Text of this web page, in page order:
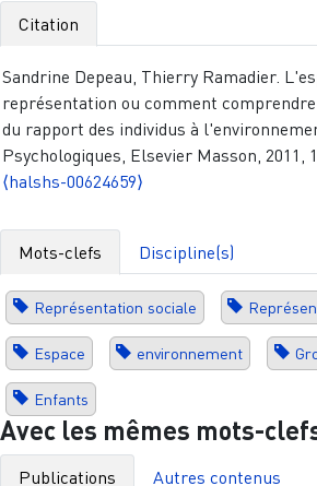
Citation
Sandrine Depeau, Thierry Ramadier.
représentation ou comment
du rapport des individus à
Psychologiques, Elsevier Masson, 2011,
⟨halshs-00624659⟩
Mots-clefs Discipline(s)
Représentation sociale
Espace environnement
Enfants
Avec les mêmes mots-
Publications Autres contenus